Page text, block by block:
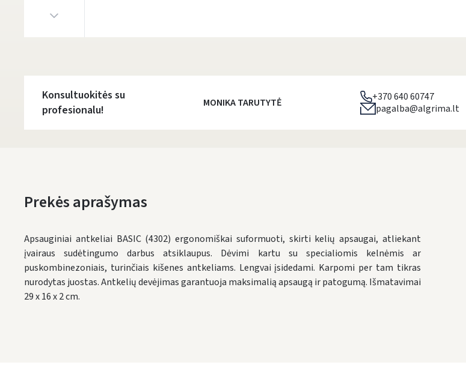
Konsultuokitės su
profesionalu!
MONIKA TARUTYTĖ
+370 640 60747
pagalba@algrima.lt
Prekės aprašymas
Apsauginiai antkeliai BASIC (4302) ergonomiškai suformuoti, skirti kelių apsaugai, atliekant
įvairaus sudėtingumo darbus atsiklaupus. Dėvimi kartu su specialiomis kelnėmis ar
puskombinezoniais, turinčiais kišenes antkeliams. Lengvai įsidedami. Karpomi per tam tikras
nurodytas juostas. Antkelių devėjimas garantuoja maksimalią apsaugą ir patogumą. Išmatavimai
29 x 16 x 2 cm.